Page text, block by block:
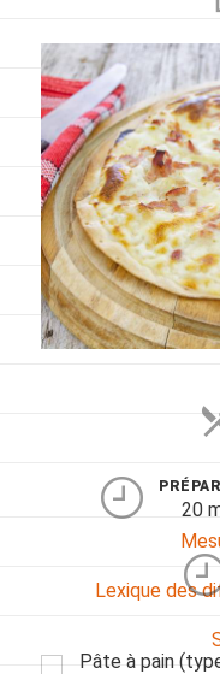
Sauces
Lexique des
20
Pâte à pain